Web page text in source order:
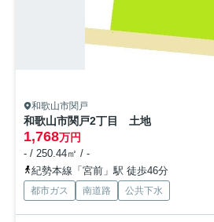
和歌山市関戸
和歌山市関戸2丁目 土地
1,768万円
- / 250.44㎡ / -
紀勢本線「宮前」駅 徒歩46分
都市ガス 南道路 公共下水